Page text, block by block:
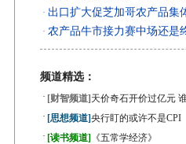
· 出口扩大促芝加哥农产品集
· 农产品牛市接力赛中场还是
频道精选：
· [财智频道] 天价奇石开价过亿元
· [思想频道]央行盯的或许不是CPI
· [读书频道] 《五常学经济》